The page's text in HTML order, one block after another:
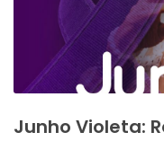
Junho Violeta: